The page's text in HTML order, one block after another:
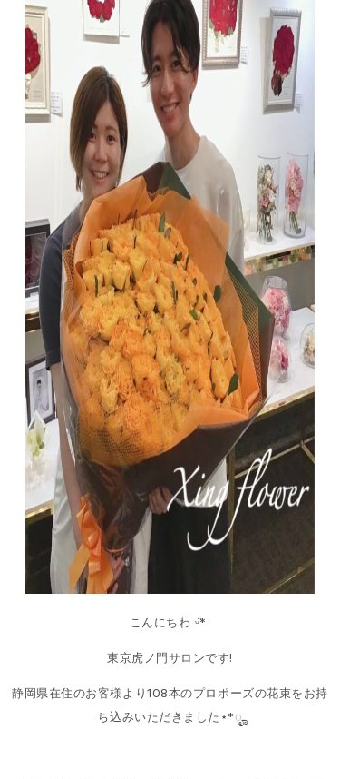
こんにちわ ᵕ̈*
東京虎ノ門サロンです!
静岡県在住のお客様より108本のプロポーズの花束をお持
ち込みいただきました⋆*ೄ